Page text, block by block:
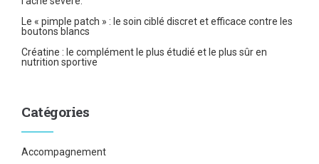
Le « pimple patch » : le soin ciblé discret et efficace contre les
boutons blancs
Créatine : le complément le plus étudié et le plus sûr en
nutrition sportive
Catégories
Accompagnement